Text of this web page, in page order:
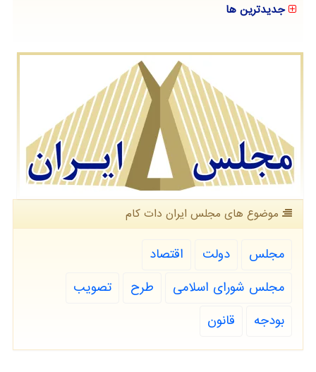
جدیدترین ها
موضوع های مجلس ایران دات كام
مجلس دولت
اقتصاد
مجلس شورای اسلامی
طرح
تصویب
بودجه
قانون